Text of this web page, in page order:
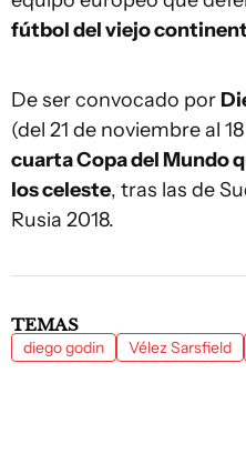
fútbol del viejo
De ser convocado por
(del 21 de noviembre al
cuarta Copa del Mundo
los celeste, tras las de
Rusia 2018.
TEMAS
diego godin Vélez Sarsfield